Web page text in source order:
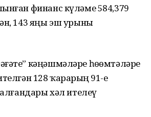
финанс күләме 584,379
143 яңы эш урыны
кәңәшмәләре һөҙөмтәләре
128 ҡарарҙың 91-е
хәл ителеү